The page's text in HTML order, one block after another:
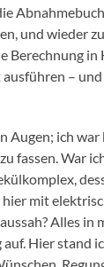
und wieder
Berechnung in
ausführen –
Augen; ich war
fassen. War
mit
Alles in
Hier stand